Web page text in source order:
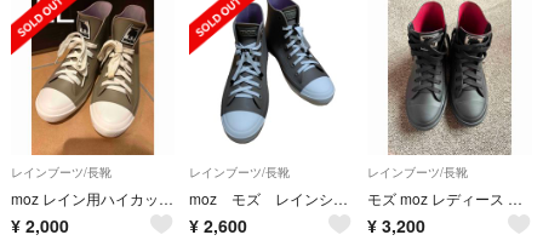
レインブーツ/長靴
moz レイン用ハイカットスニーカー LL 25cm
¥ 2,000
レインブーツ/長靴
moz モズ レインシューズ
¥ 2,600
レインブーツ/長靴
モズ moz レディース レインシューズ ハイカット スニーカー
¥ 3,200